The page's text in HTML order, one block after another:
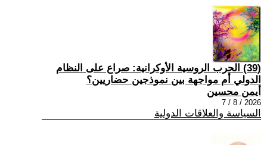
(39) الحرب الروسية الأوكرانية: صراع على النظام
الدولي أم مواجهة بين نموذجين حضاريين؟
أيمن محسين
2026 / 8 / 7
السياسة والعلاقات الدولية